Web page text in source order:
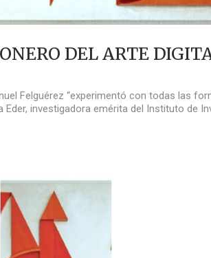
DEL ARTE
Felguérez “experimentó con todas las
investigadora emérita del Instituto de